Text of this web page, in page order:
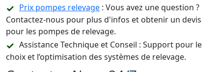
Prix pompes relevage : Vous avez une question ?
Contactez-nous pour plus d'infos et obtenir un devis
pour les pompes de relevage.
Assistance Technique et Conseil : Support pour le
choix et l’optimisation des systèmes de relevage.